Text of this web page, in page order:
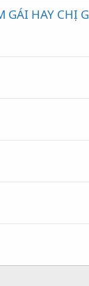
HAY CHỊ